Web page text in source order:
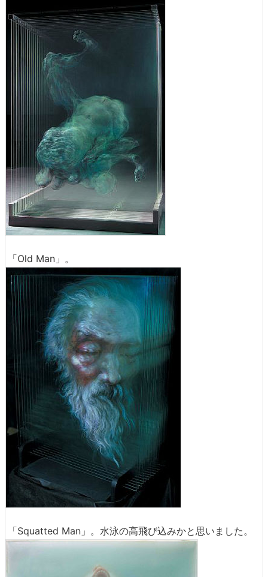
「Old Man」。
「Squatted Man」。水泳の高飛び込みかと思いました。